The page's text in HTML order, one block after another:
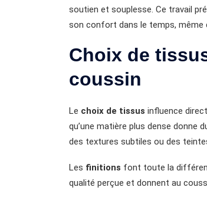
soutien et souplesse. Ce travail
son confort dans le temps, même
Choix de
coussin
Le choix de tissus influence
qu’une matière plus dense donne
des textures subtiles ou des
Les finitions font toute la
qualité perçue et donnent au